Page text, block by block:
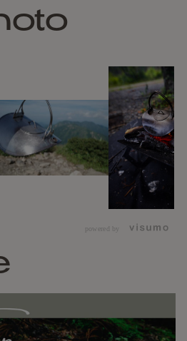
ても落ちることはありません。
いるシンプルな構造のため底面が
ため熱に歪みにくくなっています。
powered by